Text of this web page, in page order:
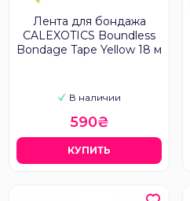
Лента для бондажа
CALEXOTICS Boundless
Bondage Tape Yellow 18 м
В наличии
590₴
КУПИТЬ